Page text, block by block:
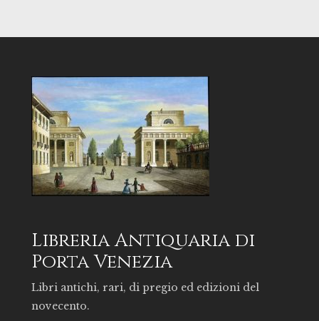
Libreria Antiquaria di
Porta Venezia
Libri antichi, rari, di pregio ed edizioni del
novecento.